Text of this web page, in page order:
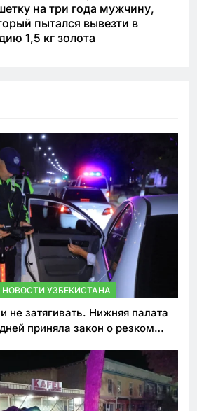
на три года мужчину,
пытался вывезти в
1,5 кг золота
НОВОСТИ УЗБЕКИСТАНА
не затягивать. Нижняя палата
приняла закон о резком